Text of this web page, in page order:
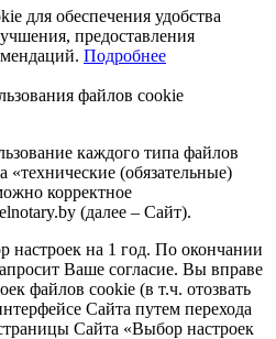
для обеспечения удобства
предоставления
Подробнее
файлов cookie
каждого типа файлов
(обязательные)
корректное
(далее – Сайт).
настроек на 1 год. По окончании
Ваше согласие. Вы вправе
файлов cookie (в т.ч. отозвать
Сайта путем перехода
Сайта «Выбор настроек